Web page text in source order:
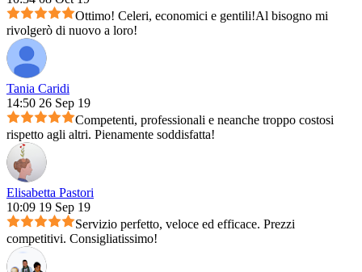
Ottimo! Celeri, economici e gentili!Al bisogno mi
rivolgerò di nuovo a loro!
Tania Caridi
14:50 26 Sep 19
Competenti, professionali e neanche troppo costosi
rispetto agli altri. Pienamente soddisfatta!
Elisabetta Pastori
10:09 19 Sep 19
Servizio perfetto, veloce ed efficace. Prezzi
competitivi. Consigliatissimo!